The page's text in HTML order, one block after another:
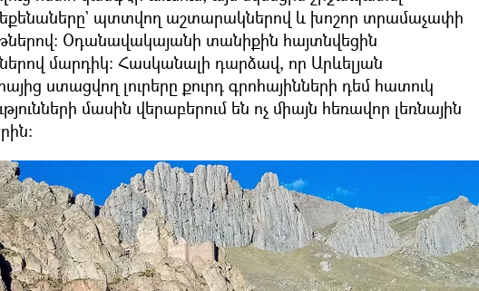
պտտվող աշտարակներով և խոշոր տրամաչափի
Օդանավակայանի տանիքին հայտնվեցին
մարդիկ։ Հասկանալի դարձավ, որ Արևելյան
ստացվող լուրերը քուրդ գրոհայինների դեմ հատուկ
մասին վերաբերում են ոչ միայն հեռավոր լեռնային